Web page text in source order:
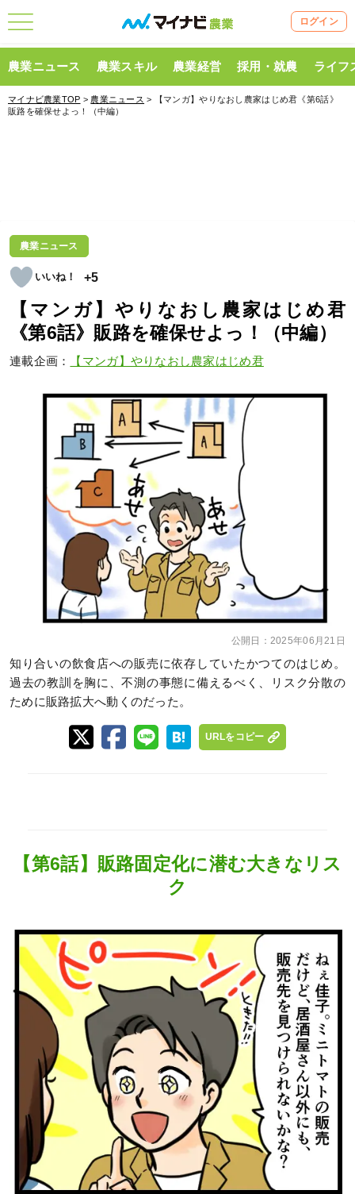
ログイン
農業ニュース 農業スキル 農業経営 採用・就農 ライフ
マイナビ農業TOP > 農業ニュース > 【マンガ】やりなおし農家はじめ君《第6話》
販路を確保せよっ！（中編）
農業ニュース
+5
【マンガ】やりなおし農家はじめ君
《第6話》販路を確保せよっ！（中編）
連載企画： 【マンガ】やりなおし農家はじめ君
公開日： 2025年06月21日
知り合いの飲食店への販売に依存していたかつてのはじめ。
過去の教訓を胸に、不測の事態に備えるべく、リスク分散の
ために販路拡大へ動くのだった。
URLをコピー
【第6話】販路固定化に潜む大きなリス
ク